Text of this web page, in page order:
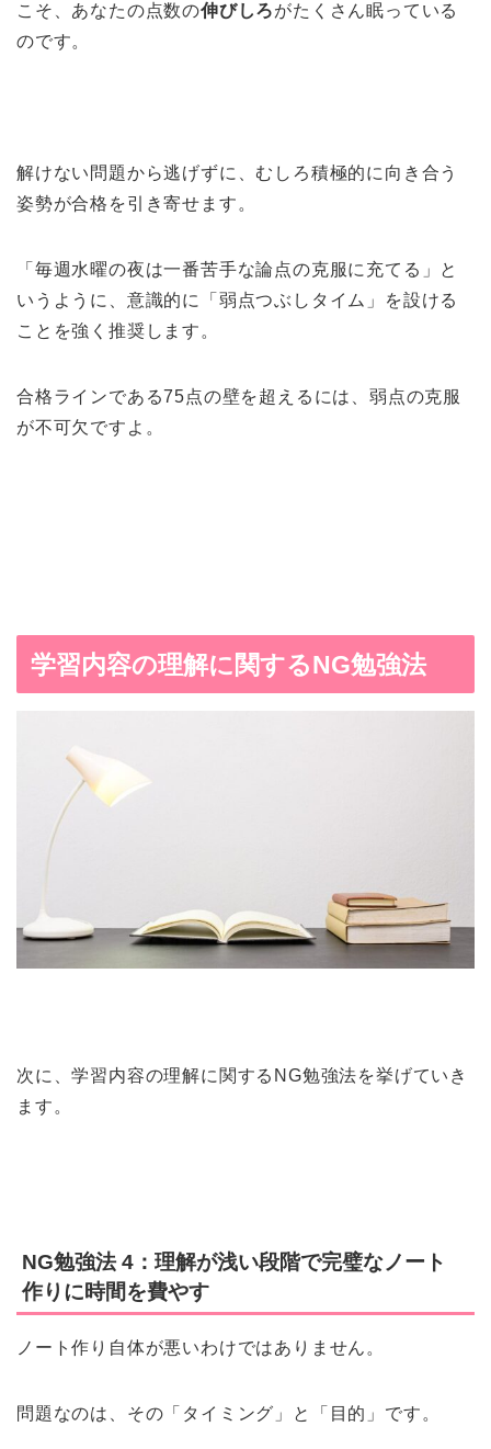
こそ、あなたの点数の伸びしろがたくさん眠っている
のです。
解けない問題から逃げずに、むしろ積極的に向き合う
姿勢が合格を引き寄せます。
「毎週水曜の夜は一番苦手な論点の克服に充てる」と
いうように、意識的に「弱点つぶしタイム」を設ける
ことを強く推奨します。
合格ラインである75点の壁を超えるには、弱点の克服
が不可欠ですよ。
学習内容の理解に関するNG勉強法
次に、学習内容の理解に関するNG勉強法を挙げていき
ます。
NG勉強法 4：理解が浅い段階で完璧なノート
作りに時間を費やす
ノート作り自体が悪いわけではありません。
問題なのは、その「タイミング」と「目的」です。